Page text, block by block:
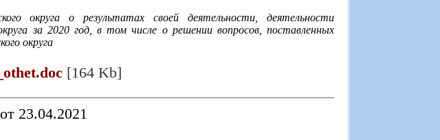
округа о результатах своей деятельности, деятельности
за 2020 год, в том числе о решении вопросов, поставленных
округа
[164 Kb]
23.04.2021